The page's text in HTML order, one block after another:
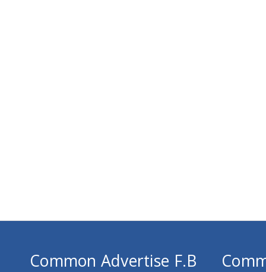
Common Advertise F.B